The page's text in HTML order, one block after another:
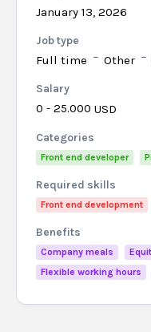
January 13, 2026
Job type
Full time Other
Salary
0 - 25.000 USD
Categories
Front end developer
Required skills
Front end development
Benefits
Company meals
Flexible working hours